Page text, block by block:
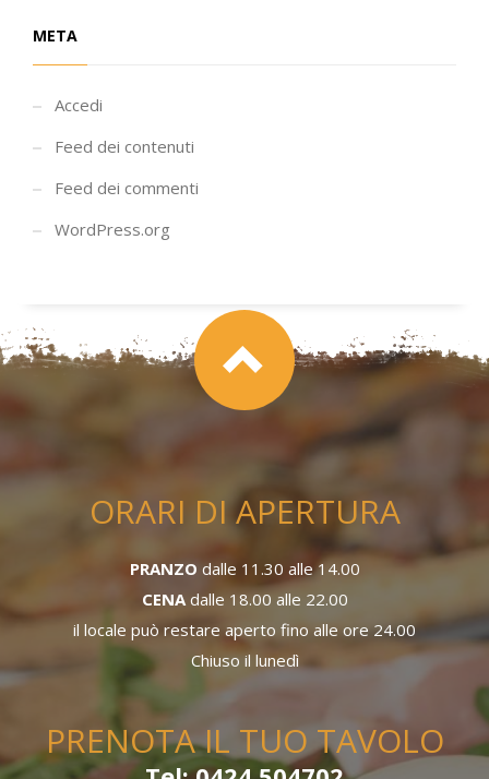
META
Accedi
Feed dei contenuti
Feed dei commenti
WordPress.org
ORARI DI APERTURA
PRANZO dalle 11.30 alle 14.00
CENAdalle 18.00 alle 22.00
il locale può restare aperto fino alle ore 24.00
Chiuso il lunedì
PRENOTA IL TUO TAVOLO